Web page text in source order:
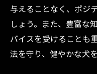
与えることなく、ポジ
しょう。また、豊富な
バイスを受けることも
法を守り、健やかな犬